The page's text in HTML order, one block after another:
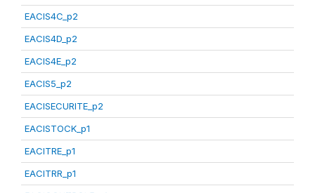
EACIS4C_p2
EACIS4D_p2
EACIS4E_p2
EACIS5_p2
EACISECURITE_p2
EACISTOCK_p1
EACITRE_p1
EACITRR_p1